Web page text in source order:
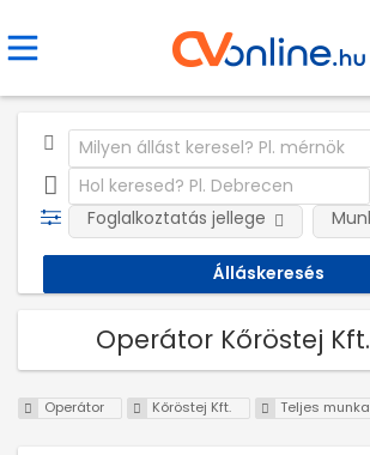
Foglalkoztatás jellege
Operátor Kőröstej
Operátor Kőröstej Kft. Teljes